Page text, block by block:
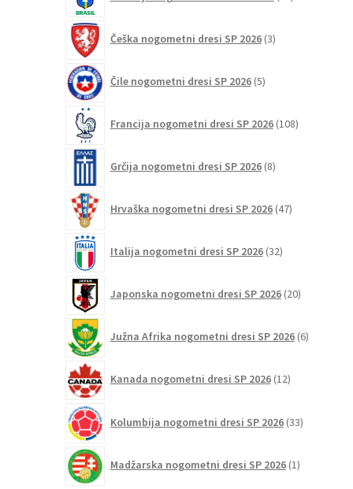
izdelkov
Češka nogometni dresi SP 2026 3izdelki
Čile nogometni dresi SP 2026 5izdelkov
Francija nogometni dresi SP 2026 108izdelkov
Grčija nogometni dresi SP 2026 8izdelkov
Hrvaška nogometni dresi SP 2026 47izdelkov
Italija nogometni dresi SP 2026 32izdelkov
Japonska nogometni dresi SP 2026 20izdelkov
Južna Afrika nogometni dresi SP 2026 6izdelkov
Kanada nogometni dresi SP 2026 12izdelkov
Kolumbija nogometni dresi SP 2026 33izdelkov
Madžarska nogometni dresi SP 2026 1izdelek